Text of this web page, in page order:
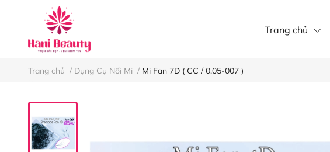
Trang chủ
Trang chủ / Dụng Cụ Nối Mi / Mi Fan 7D ( CC / 0.05-007 )